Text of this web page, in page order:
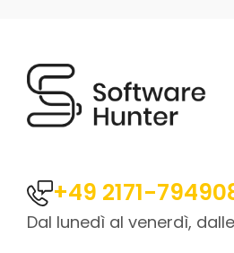
+49 2171-
Dal lunedì al venerdì, dalle